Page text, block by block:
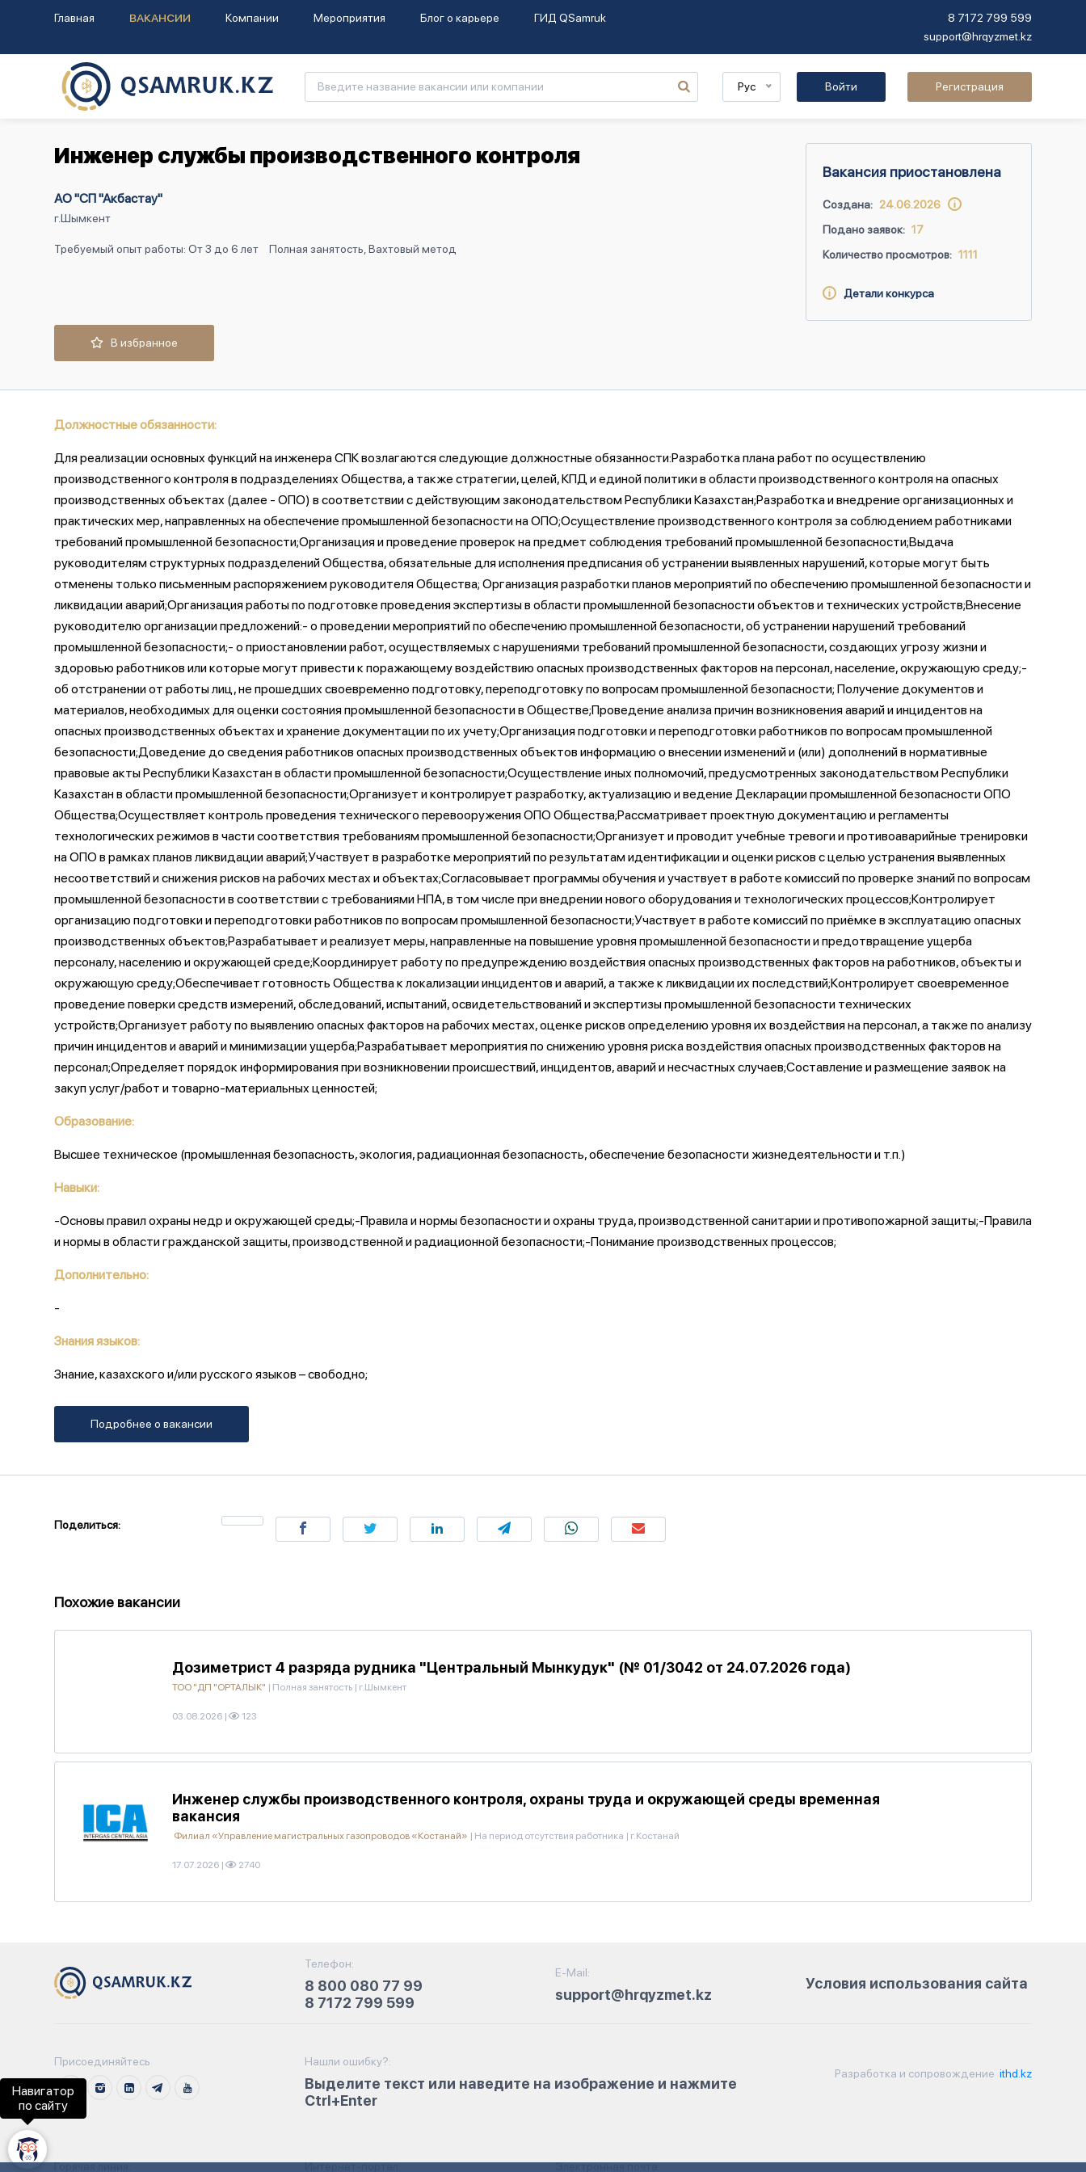
Главная ВАКАНСИИ Компании Мероприятия Блог о карьере ГИД QSamruk
8 7172 799 599
support@hrqyzmet.kz
Рус Войти Регистрация
Инженер службы производственного контроля
АО "СП "Акбастау"
г.Шымкент
Требуемый опыт работы: От 3 до 6 лет Полная занятость, Вахтовый метод
Вакансия приостановлена
Создана: 24.06.2026
Подано заявок: 17
Количество просмотров: 1111
Детали конкурса
В избранное
Должностные обязанности:
Для реализации основных функций на инженера СПК возлагаются следующие должностные обязанности:Разработка плана работ по осуществлению
производственного контроля в подразделениях Общества, а также стратегии, целей, КПД и единой политики в области производственного контроля на опасных
производственных объектах (далее - ОПО) в соответствии с действующим законодательством Республики Казахстан;Разработка и внедрение организационных и
практических мер, направленных на обеспечение промышленной безопасности на ОПО;Осуществление производственного контроля за соблюдением работниками
требований промышленной безопасности;Организация и проведение проверок на предмет соблюдения требований промышленной безопасности;Выдача
руководителям структурных подразделений Общества, обязательные для исполнения предписания об устранении выявленных нарушений, которые могут быть
отменены только письменным распоряжением руководителя Общества; Организация разработки планов мероприятий по обеспечению промышленной безопасности и
ликвидации аварий;Организация работы по подготовке проведения экспертизы в области промышленной безопасности объектов и технических устройств;Внесение
руководителю организации предложений:- о проведении мероприятий по обеспечению промышленной безопасности, об устранении нарушений требований
промышленной безопасности;- о приостановлении работ, осуществляемых с нарушениями требований промышленной безопасности, создающих угрозу жизни и
здоровью работников или которые могут привести к поражающему воздействию опасных производственных факторов на персонал, население, окружающую среду;-
об отстранении от работы лиц, не прошедших своевременно подготовку, переподготовку по вопросам промышленной безопасности; Получение документов и
материалов, необходимых для оценки состояния промышленной безопасности в Обществе;Проведение анализа причин возникновения аварий и инцидентов на
опасных производственных объектах и хранение документации по их учету;Организация подготовки и переподготовки работников по вопросам промышленной
безопасности;Доведение до сведения работников опасных производственных объектов информацию о внесении изменений и (или) дополнений в нормативные
правовые акты Республики Казахстан в области промышленной безопасности;Осуществление иных полномочий, предусмотренных законодательством Республики
Казахстан в области промышленной безопасности;Организует и контролирует разработку, актуализацию и ведение Декларации промышленной безопасности ОПО
Общества;Осуществляет контроль проведения технического перевооружения ОПО Общества;Рассматривает проектную документацию и регламенты
технологических режимов в части соответствия требованиям промышленной безопасности;Организует и проводит учебные тревоги и противоаварийные тренировки
на ОПО в рамках планов ликвидации аварий;Участвует в разработке мероприятий по результатам идентификации и оценки рисков с целью устранения выявленных
несоответствий и снижения рисков на рабочих местах и объектах;Согласовывает программы обучения и участвует в работе комиссий по проверке знаний по вопросам
промышленной безопасности в соответствии с требованиями НПА, в том числе при внедрении нового оборудования и технологических процессов;Контролирует
организацию подготовки и переподготовки работников по вопросам промышленной безопасности;Участвует в работе комиссий по приёмке в эксплуатацию опасных
производственных объектов;Разрабатывает и реализует меры, направленные на повышение уровня промышленной безопасности и предотвращение ущерба
персоналу, населению и окружающей среде;Координирует работу по предупреждению воздействия опасных производственных факторов на работников, объекты и
окружающую среду;Обеспечивает готовность Общества к локализации инцидентов и аварий, а также к ликвидации их последствий;Контролирует своевременное
проведение поверки средств измерений, обследований, испытаний, освидетельствований и экспертизы промышленной безопасности технических
устройств;Организует работу по выявлению опасных факторов на рабочих местах, оценке рисков определению уровня их воздействия на персонал, а также по анализу
причин инцидентов и аварий и минимизации ущерба;Разрабатывает мероприятия по снижению уровня риска воздействия опасных производственных факторов на
персонал;Определяет порядок информирования при возникновении происшествий, инцидентов, аварий и несчастных случаев;Составление и размещение заявок на
закуп услуг/работ и товарно-материальных ценностей;
Образование:
Высшее техническое (промышленная безопасность, экология, радиационная безопасность, обеспечение безопасности жизнедеятельности и т.п.)
Навыки:
-Основы правил охраны недр и окружающей среды;-Правила и нормы безопасности и охраны труда, производственной санитарии и противопожарной защиты;-Правила
и нормы в области гражданской защиты, производственной и радиационной безопасности;-Понимание производственных процессов;
Дополнительно:
-
Знания языков:
Знание, казахского и/или русского языков – свободно;
Подробнее о вакансии
Поделиться:
Похожие вакансии
Дозиметрист 4 разряда рудника "Центральный Мынкудук" (№ 01/3042 от 24.07.2026 года)
ТОО "ДП "ОРТАЛЫК" | Полная занятость | г.Шымкент
03.08.2026 | 123
Инженер службы производственного контроля, охраны труда и окружающей среды временная
вакансия
Филиал «Управление магистральных газопроводов «Костанай» | На период отсутствия работника | г.Костанай
17.07.2026 | 2740
Телефон:
8 800 080 77 99
8 7172 799 599
E-Mail:
support@hrqyzmet.kz
Условия использования сайта
Присоединяйтесь Нашли ошибку?:
Выделите текст или наведите на изображение и нажмите
Ctrl+Enter
Разработка и сопровождение ithd.kz
Горячая линия: Интернет-портал: Электронная почта:
Навигатор
по сайту